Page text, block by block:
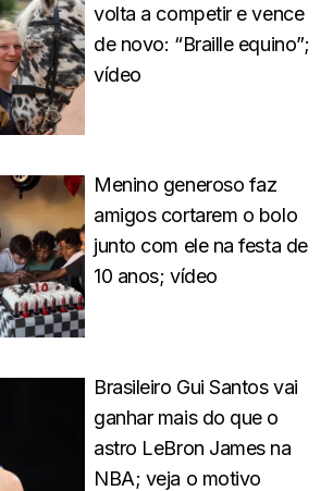
volta a competir e vence
de novo: “Braille equino”;
vídeo
Menino generoso faz
amigos cortarem o bolo
junto com ele na festa de
10 anos; vídeo
Brasileiro Gui Santos vai
ganhar mais do que o
astro LeBron James na
NBA; veja o motivo